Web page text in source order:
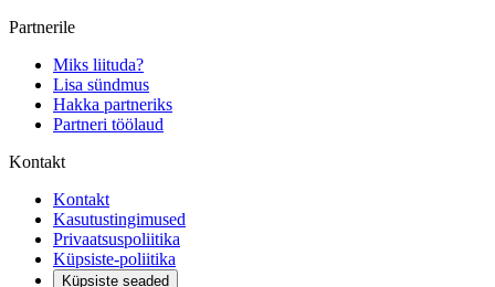
Partnerile
Miks liituda?
Lisa sündmus
Hakka partneriks
Partneri töölaud
Kontakt
Kontakt
Kasutustingimused
Privaatsuspoliitika
Küpsiste-poliitika
Küpsiste seaded